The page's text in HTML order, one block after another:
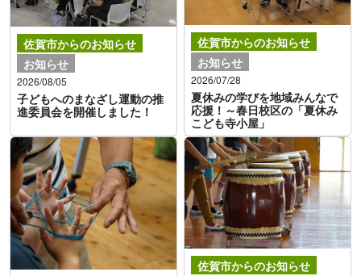
佐賀市からのお知らせ
お知らせ
2026/08/05
子どもへのまなざし運動の推
進委員会を開催しました！
佐賀市からのお知らせ
お知らせ
2026/07/28
夏休みの学びを地域みんなで
応援！～春日校区の「夏休み
こども寺小屋」
佐賀市からのお知らせ